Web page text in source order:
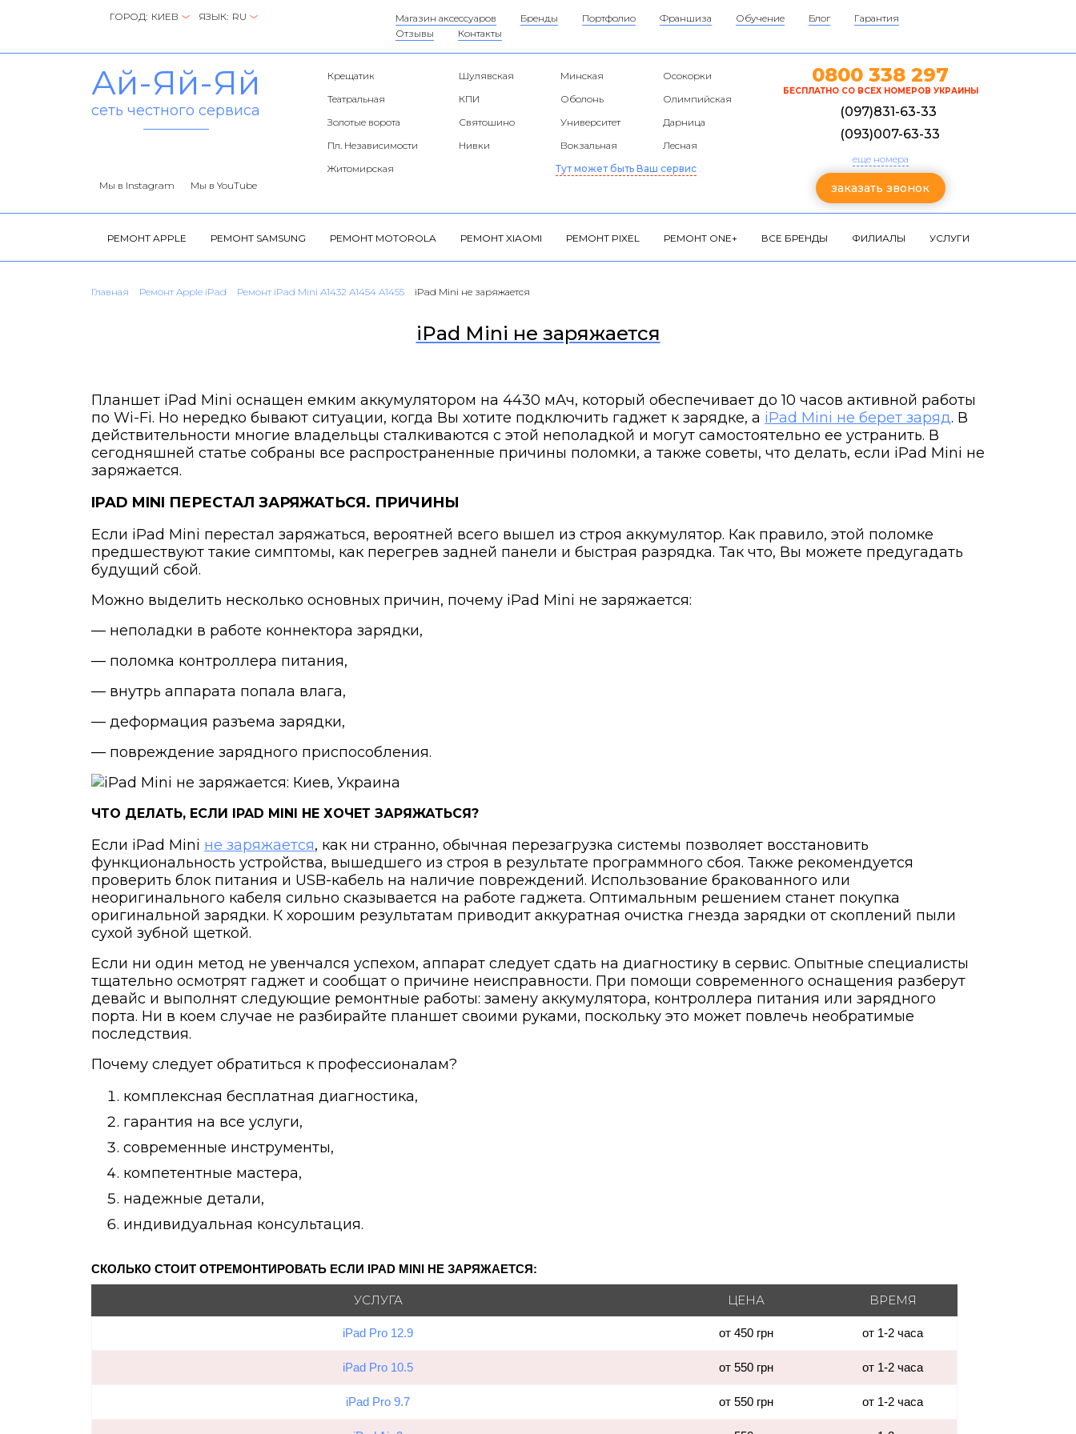
ГОРОД: ЯЗЫК: Магазин аксессуаров Бренды Портфолио Франшиза Обучение Блог
Гарантия
Отзывы
Контакты
Ай-Яй-Яй
сеть честного сервиса
Мы в Instagram Мы в YouTube
Крещатик Шулявская Минская
Осокорки
Театральная
КПИ Оболонь
Олимпийская
Золотые ворота
Святошино Университет
Дарница
Пл. Независимости
Нивки Вокзальная
Лесная
Житомирская
Тут может быть Ваш сервис
0800 338 297
БЕСПЛАТНО СО ВСЕХ НОМЕРОВ УКРАИНЫ
(097)831-63-33
(093)007-63-33
еще номера
заказать звонок
РЕМОНТ APPLE РЕМОНТ SAMSUNG РЕМОНТ MOTOROLA РЕМОНТ XIAOMI РЕМОНТ PIXEL РЕМОНТ ONE+ ВСЕ БРЕНДЫ ФИЛИАЛЫ УСЛУГИ
Главная Ремонт Apple iPad Ремонт iPad Mini A1432 A1454 A1455 iPad Mini не заряжается
iPad Mini не заряжается
Планшет iPad Mini оснащен емким аккумулятором на 4430 мАч, который обеспечивает до 10 часов активной работы
по Wi-Fi. Но нередко бывают ситуации, когда Вы хотите подключить гаджет к зарядке, а iPad Mini не берет заряд. В
действительности многие владельцы сталкиваются с этой неполадкой и могут самостоятельно ее устранить. В
сегодняшней статье собраны все распространенные причины поломки, а также советы, что делать, если iPad Mini не
заряжается.
IPAD MINI ПЕРЕСТАЛ ЗАРЯЖАТЬСЯ. ПРИЧИНЫ
Если iPad Mini перестал заряжаться, вероятней всего вышел из строя аккумулятор. Как правило, этой поломке
предшествуют такие симптомы, как перегрев задней панели и быстрая разрядка. Так что, Вы можете предугадать
будущий сбой.
Можно выделить несколько основных причин, почему iPad Mini не заряжается:
— неполадки в работе коннектора зарядки,
— поломка контроллера питания,
— внутрь аппарата попала влага,
— деформация разъема зарядки,
— повреждение зарядного приспособления.
ЧТО ДЕЛАТЬ, ЕСЛИ IPAD MINI НЕ ХОЧЕТ ЗАРЯЖАТЬСЯ?
Если iPad Mini не заряжается, как ни странно, обычная перезагрузка системы позволяет восстановить
функциональность устройства, вышедшего из строя в результате программного сбоя. Также рекомендуется
проверить блок питания и USB-кабель на наличие повреждений. Использование бракованного или
неоригинального кабеля сильно сказывается на работе гаджета. Оптимальным решением станет покупка
оригинальной зарядки. К хорошим результатам приводит аккуратная очистка гнезда зарядки от скоплений пыли
сухой зубной щеткой.
Если ни один метод не увенчался успехом, аппарат следует сдать на диагностику в сервис. Опытные специалисты
тщательно осмотрят гаджет и сообщат о причине неисправности. При помощи современного оснащения разберут
девайс и выполнят следующие ремонтные работы: замену аккумулятора, контроллера питания или зарядного
порта. Ни в коем случае не разбирайте планшет своими руками, поскольку это может повлечь необратимые
последствия.
Почему следует обратиться к профессионалам?
комплексная бесплатная диагностика,
гарантия на все услуги,
современные инструменты,
компетентные мастера,
надежные детали,
индивидуальная консультация.
СКОЛЬКО СТОИТ ОТРЕМОНТИРОВАТЬ ЕСЛИ IPAD MINI НЕ ЗАРЯЖАЕТСЯ:
УСЛУГА ЦЕНА ВРЕМЯ
iPad Pro 12.9 от 450 грн от 1-2 часа
iPad Pro 10.5 от 550 грн от 1-2 часа
iPad Pro 9.7 от 550 грн от 1-2 часа